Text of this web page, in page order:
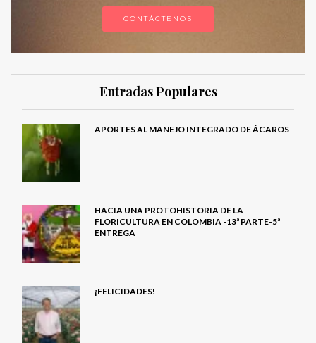
CONTÁCTENOS
Entradas Populares
APORTES AL MANEJO INTEGRADO DE ÁCAROS
HACIA UNA PROTOHISTORIA DE LA
FLORICULTURA EN COLOMBIA -13ª PARTE-5ª
ENTREGA
¡FELICIDADES!